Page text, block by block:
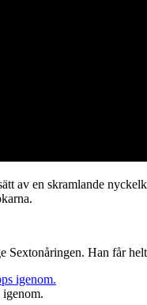
av en skramlande
Han får
igenom.